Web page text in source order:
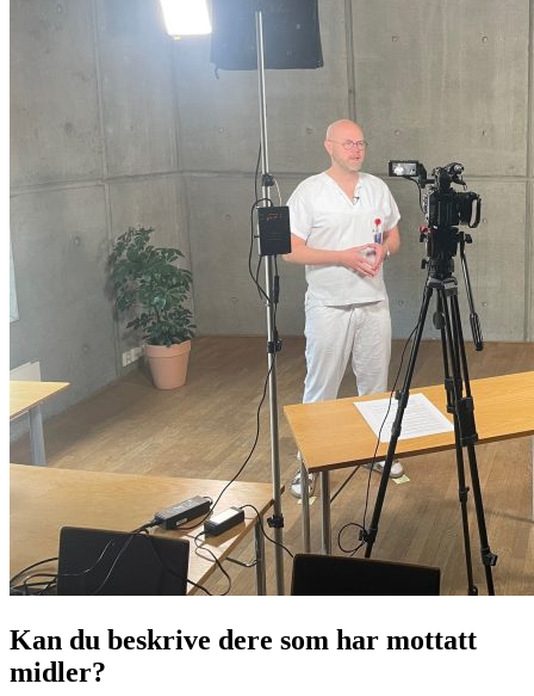
Kan du beskrive dere som har mottatt
midler?